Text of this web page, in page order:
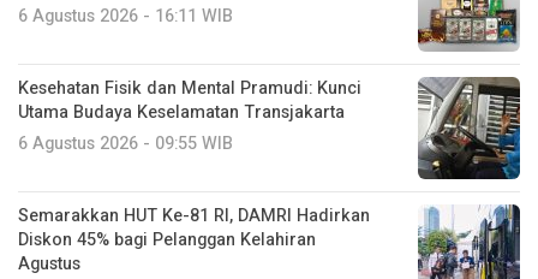
6 Agustus 2026 - 16:11 WIB
Kesehatan Fisik dan Mental Pramudi: Kunci
Utama Budaya Keselamatan Transjakarta
6 Agustus 2026 - 09:55 WIB
Semarakkan HUT Ke-81 RI, DAMRI Hadirkan
Diskon 45% bagi Pelanggan Kelahiran
Agustus